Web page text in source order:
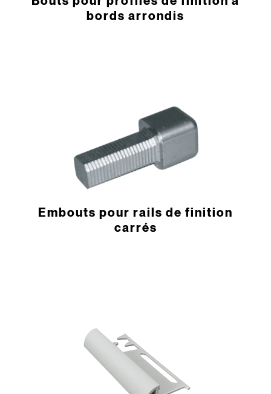
bords arrondis
Embouts pour rails de finition
carrés